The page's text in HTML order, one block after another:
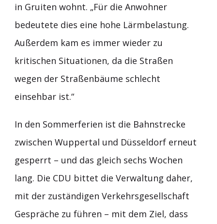
in Gruiten wohnt. „Für die Anwohner
bedeutete dies eine hohe Lärmbelastung.
Außerdem kam es immer wieder zu
kritischen Situationen, da die Straßen
wegen der Straßenbäume schlecht
einsehbar ist.“
In den Sommerferien ist die Bahnstrecke
zwischen Wuppertal und Düsseldorf erneut
gesperrt – und das gleich sechs Wochen
lang. Die CDU bittet die Verwaltung daher,
mit der zuständigen Verkehrsgesellschaft
Gespräche zu führen – mit dem Ziel, dass